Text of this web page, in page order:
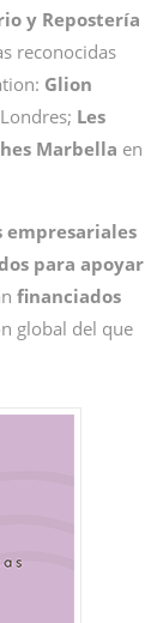
y Repostería
reconocidas
Glion
Les
Marbella en
empresariales
para apoyar
financiados
global del que